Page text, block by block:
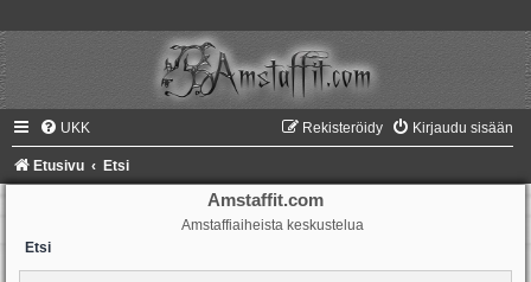
UKK Kirjaudu sisään
Rekisteröidy
Etusivu Etsi
Amstaffit.com
Amstaffiaiheista keskustelua
Etsi